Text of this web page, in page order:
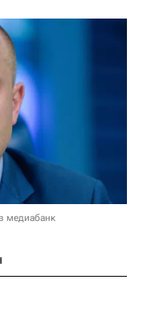
медиабанк